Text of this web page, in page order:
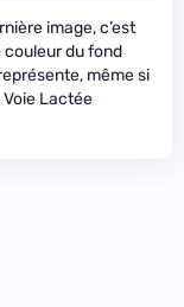
image, c’est
couleur du fond
même si
Lactée